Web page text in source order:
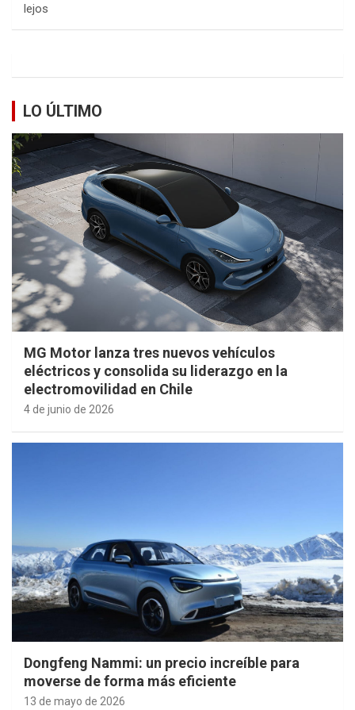
lejos
LO ÚLTIMO
MG Motor lanza tres nuevos vehículos
eléctricos y consolida su liderazgo en la
electromovilidad en Chile
4 de junio de 2026
Dongfeng Nammi: un precio increíble para
moverse de forma más eficiente
13 de mayo de 2026